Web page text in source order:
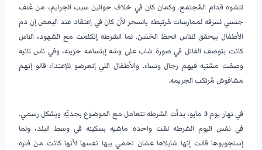
تتشوه قدام المُجتمع. وكمان كان في خلاف حوالين سبب الجرايم، من عُنف
جنسي لسرقه لممارسات مُرتبطه بالسحر لأن كان في إعتقاد عند البعض إن دم
الأطفال بيحقق للناس الحظ الحَسَن. لما الشرطه إتكلمت مع الشهود، الناس
كانت بتوصف القاتل في صورة شاب على وشه إبتسامه حزينه، وفي ناس تانيه
وصفت مشتبه فيهم رجال ونساء. والأطفال اللي إتعرضو للإعتداء قالو إنهم
مشافوش مُرتكب الجريمه.
في نهار يوم 3 مايو، بدأت الشرطه تتعامل مع الموضوع بجديَّه وبشكل رسمي.
في نفس اليوم الشرطه لقت واحده ماشيه بسكينه في وسط البلد، ولما
إستجوبوها قالت إنها شايلاها عشان تحمي بيها نفسها لأنها كانت من فتره